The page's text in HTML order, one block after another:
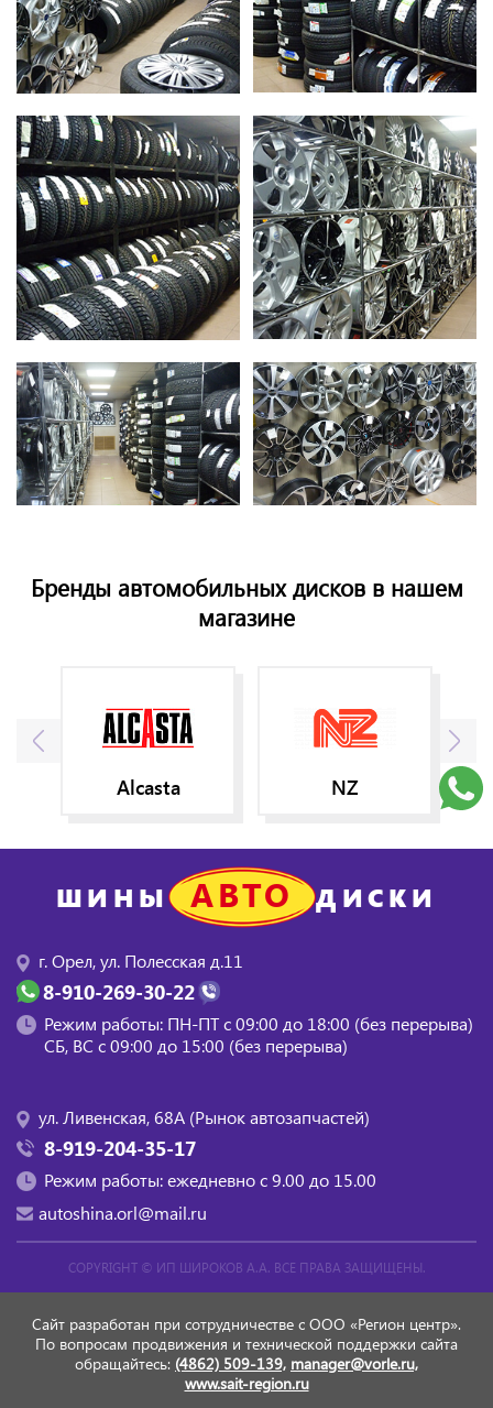
Бренды автомобильных дисков в нашем
магазине
Alcasta NZ
ШИНЫ АВТО ДИСКИ
г. Орел, ул. Полесская д.11
8-910-269-30-22
Режим работы: ПН-ПТ с 09:00 до 18:00 (без перерыва)
СБ, BC с 09:00 до 15:00 (без перерыва)
ул. Ливенская, 68А (Рынок автозапчастей)
8-919-204-35-17
Режим работы: ежедневно с 9.00 до 15.00
autoshina.orl@mail.ru
COPYRIGHT © ИП ШИРОКОВ А.А. ВСЕ ПРАВА ЗАЩИЩЕНЫ.
Сайт разработан при сотрудничестве с ООО «Регион центр».
По вопросам продвижения и технической поддержки сайта
обращайтесь: (4862) 509-139, manager@vorle.ru,
www.sait-region.ru